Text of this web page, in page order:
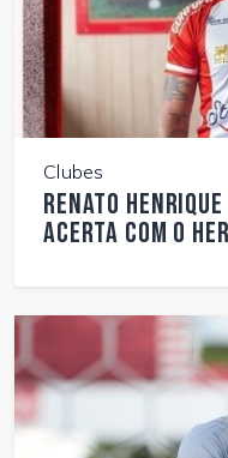
Clubes
Renato
acerta com o